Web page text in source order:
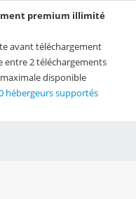
premium illimité
avant téléchargement
entre 2 téléchargements
disponible
hébergeurs supportés